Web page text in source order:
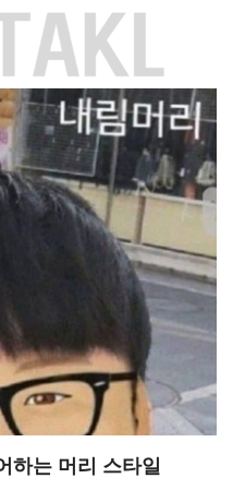
하는 머리 스타일